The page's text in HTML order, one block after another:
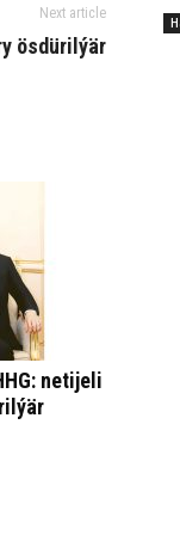
Next article
ösdürilýär
netijeli